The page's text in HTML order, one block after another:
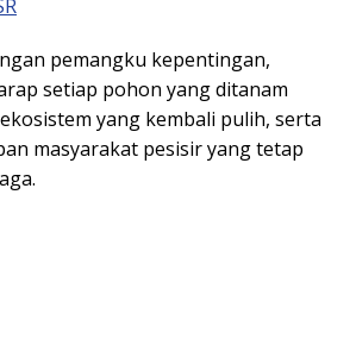
pemangku kepentingan,
setiap pohon yang ditanam
yang kembali pulih, serta
masyarakat pesisir yang tetap